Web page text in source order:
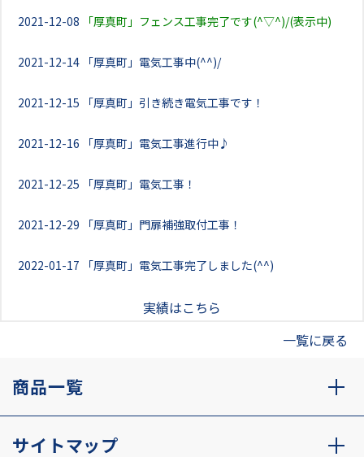
2021-12-08 「厚真町」フェンス工事完了です(^▽^)/(表示中)
2021-12-14 「厚真町」電気工事中(^^)/
2021-12-15 「厚真町」引き続き電気工事です！
2021-12-16 「厚真町」電気工事進行中♪
2021-12-25 「厚真町」電気工事！
2021-12-29 「厚真町」門扉補強取付工事！
2022-01-17 「厚真町」電気工事完了しました(^^)
実績はこちら
一覧に戻る
商品一覧
サイトマップ